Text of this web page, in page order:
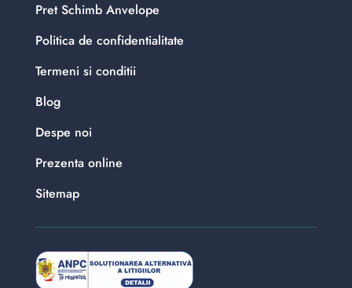
Pret Schimb Anvelope
Politica de confidentialitate
Termeni si conditii
Blog
Despe noi
Prezenta online
Sitemap